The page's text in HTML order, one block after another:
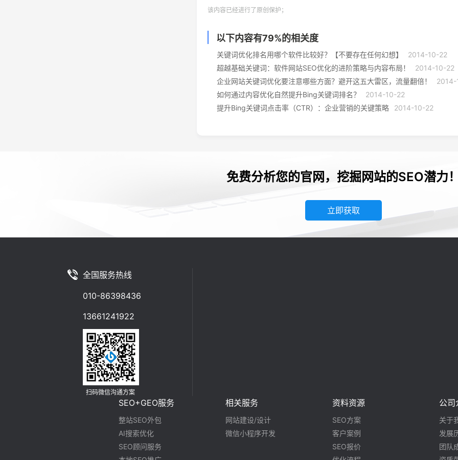
该内容已经进行了原创保护；
以下内容有79%的相关度
关键词优化排名用哪个软件比较好？【不要存在任何幻想】
2014-10-22
超越基础关键词：软件网站SEO优化的进阶策略与内容布局！
2014-10-22
企业网站关键词优化要注意哪些方面？避开这五大雷区，流量翻倍！
如何通过内容优化自然提升Bing关键词排名？
2014-10-22
提升Bing关键词点击率（CTR）：企业营销的关键策略
2014-10-22
免费分析您的官网，挖掘网站的SEO潜力
立即获取
全国服务热线
010-86398436
13661241922
扫码微信沟通方案
SEO+GEO服务
整站SEO外包
AI搜索优化
SEO顾问服务
相关服务
网站建设/设计
微信小程序开发
资料资源
SEO方案
客户案例
SEO报价
公司
关于
发展
团队